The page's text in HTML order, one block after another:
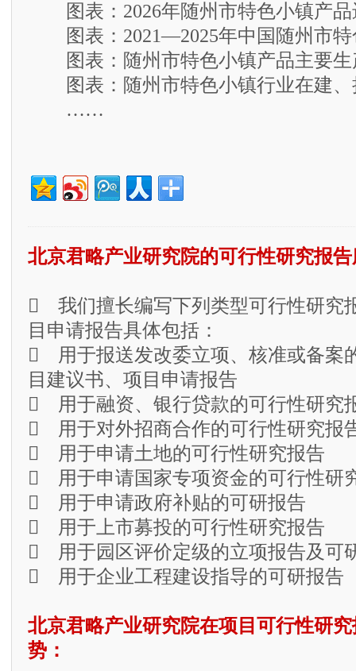
图表：2026年随州市特色小镇产品
图表：2021—2025年中国随州市特
图表：随州市特色小镇产品主要生
图表：随州市特色小镇行业在建、
……
北京君略产业研究院的可行性研究报
 我们擅长编写下列类型可行性研究
目申请报告具体包括：
 用于报送发改委立项、核准或备案
目建议书、项目申请报告
 用于融资、银行贷款的可行性研究
 用于对外招商合作的可行性研究报
 用于申请土地的可行性研究报告
 用于申请国家专项资金的可行性研
 用于申请政府补贴的可研报告
 用于上市募投的可行性研究报告
 用于园区评价定级的立项报告及可
 用于企业工程建设指导的可研报告
北京君略产业研究院在项目可行性研
势：